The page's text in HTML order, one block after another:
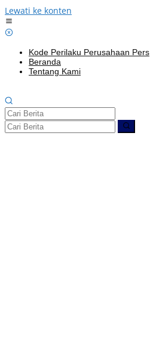
Lewati ke konten
Kode Perilaku Perusahaan Pers
Beranda
Tentang Kami